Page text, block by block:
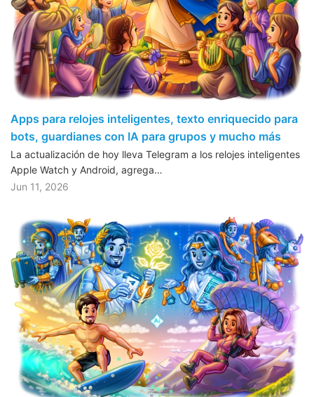
Apps para relojes inteligentes, texto enriquecido para
bots, guardianes con IA para grupos y mucho más
La actualización de hoy lleva Telegram a los relojes inteligentes
Apple Watch y Android, agrega…
Jun 11, 2026